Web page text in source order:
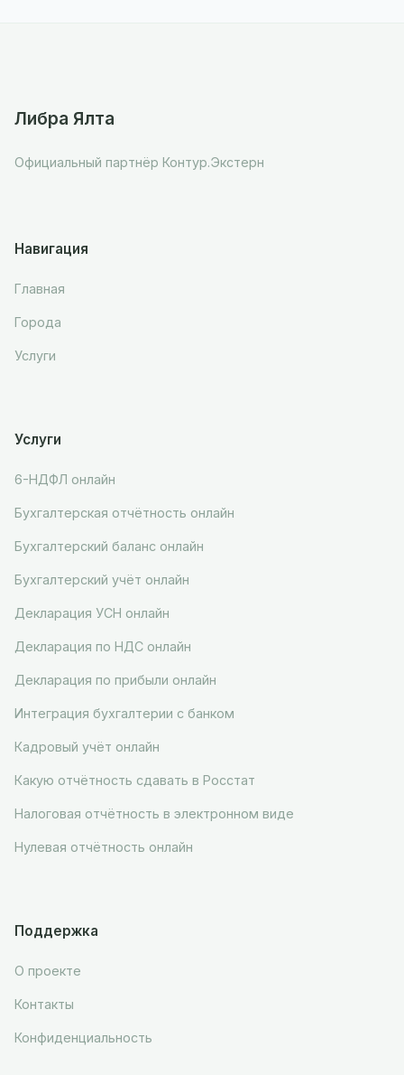
Либра Ялта
Официальный партнёр Контур.Экстерн
Навигация
Главная
Города
Услуги
Услуги
6-НДФЛ онлайн
Бухгалтерская отчётность онлайн
Бухгалтерский баланс онлайн
Бухгалтерский учёт онлайн
Декларация УСН онлайн
Декларация по НДС онлайн
Декларация по прибыли онлайн
Интеграция бухгалтерии с банком
Кадровый учёт онлайн
Какую отчётность сдавать в Росстат
Налоговая отчётность в электронном виде
Нулевая отчётность онлайн
Поддержка
О проекте
Контакты
Конфиденциальность